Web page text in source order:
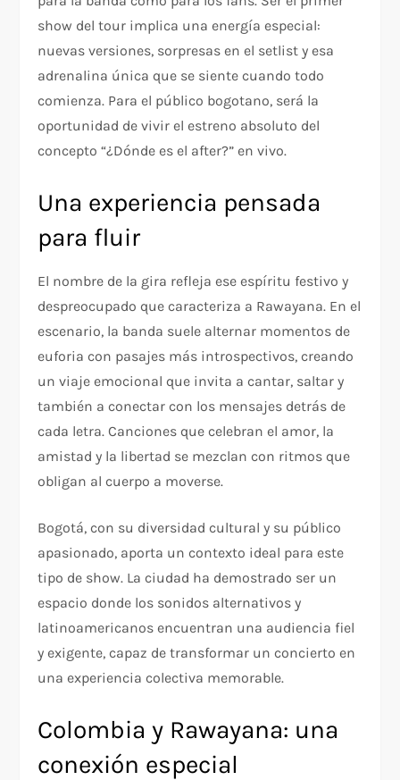
show del tour implica una energía especial:
nuevas versiones, sorpresas en el setlist y esa
adrenalina única que se siente cuando todo
comienza. Para el público bogotano, será la
oportunidad de vivir el estreno absoluto del
concepto “¿Dónde es el after?” en vivo.
Una experiencia pensada
para fluir
El nombre de la gira refleja ese espíritu festivo y
despreocupado que caracteriza a Rawayana. En el
escenario, la banda suele alternar momentos de
euforia con pasajes más introspectivos, creando
un viaje emocional que invita a cantar, saltar y
también a conectar con los mensajes detrás de
cada letra. Canciones que celebran el amor, la
amistad y la libertad se mezclan con ritmos que
obligan al cuerpo a moverse.
Bogotá, con su diversidad cultural y su público
apasionado, aporta un contexto ideal para este
tipo de show. La ciudad ha demostrado ser un
espacio donde los sonidos alternativos y
latinoamericanos encuentran una audiencia fiel
y exigente, capaz de transformar un concierto en
una experiencia colectiva memorable.
Colombia y Rawayana: una
conexión especial